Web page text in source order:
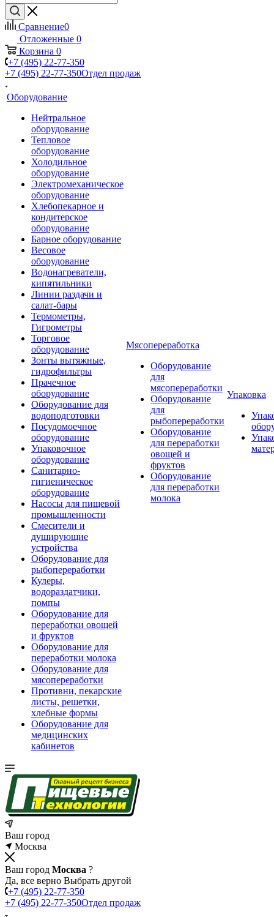
Сравнение0
Отложенные 0
Корзина 0
+7 (495) 22-77-350
+7 (495) 22-77-350Отдел продаж
Оборудование
Нейтральное
оборудование
Тепловое
оборудование
Холодильное
оборудование
Электромеханическое
оборудование
Хлебопекарное и
кондитерское
оборудование
Барное оборудование
Весовое
оборудование
Водонагреватели,
кипятильники
Линии раздачи и
салат-бары
Термометры,
Гигрометры
Торговое
оборудование
Зонты вытяжные,
гидрофильтры
Прачечное
оборудование
Оборудование для
водоподготовки
Посудомоечное
оборудование
Упаковочное
оборудование
Санитарно-
гигиеническое
оборудование
Насосы для пищевой
промышленности
Смесители и
душирующие
устройства
Оборудование для
рыбопереработки
Кулеры,
водораздатчики,
помпы
Оборудование для
переработки овощей
и фруктов
Оборудование для
переработки молока
Оборудование для
мясопереработки
Противни, пекарские
листы, решетки,
хлебные формы
Оборудование для
медицинских
кабинетов
Мясопереработка
Оборудование
для
мясопереработки
Оборудование
для
рыбопереработки
Оборудование
для переработки
овощей и
фруктов
Оборудование
для переработки
молока
Упаковка
Ваш город
Москва
Ваш город Москва ?
Да, все верно Выбрать другой
+7 (495) 22-77-350
+7 (495) 22-77-350Отдел продаж